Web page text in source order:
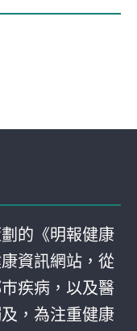
的《明報健康
資訊網站，從
疾病，以及醫
，為注重健康